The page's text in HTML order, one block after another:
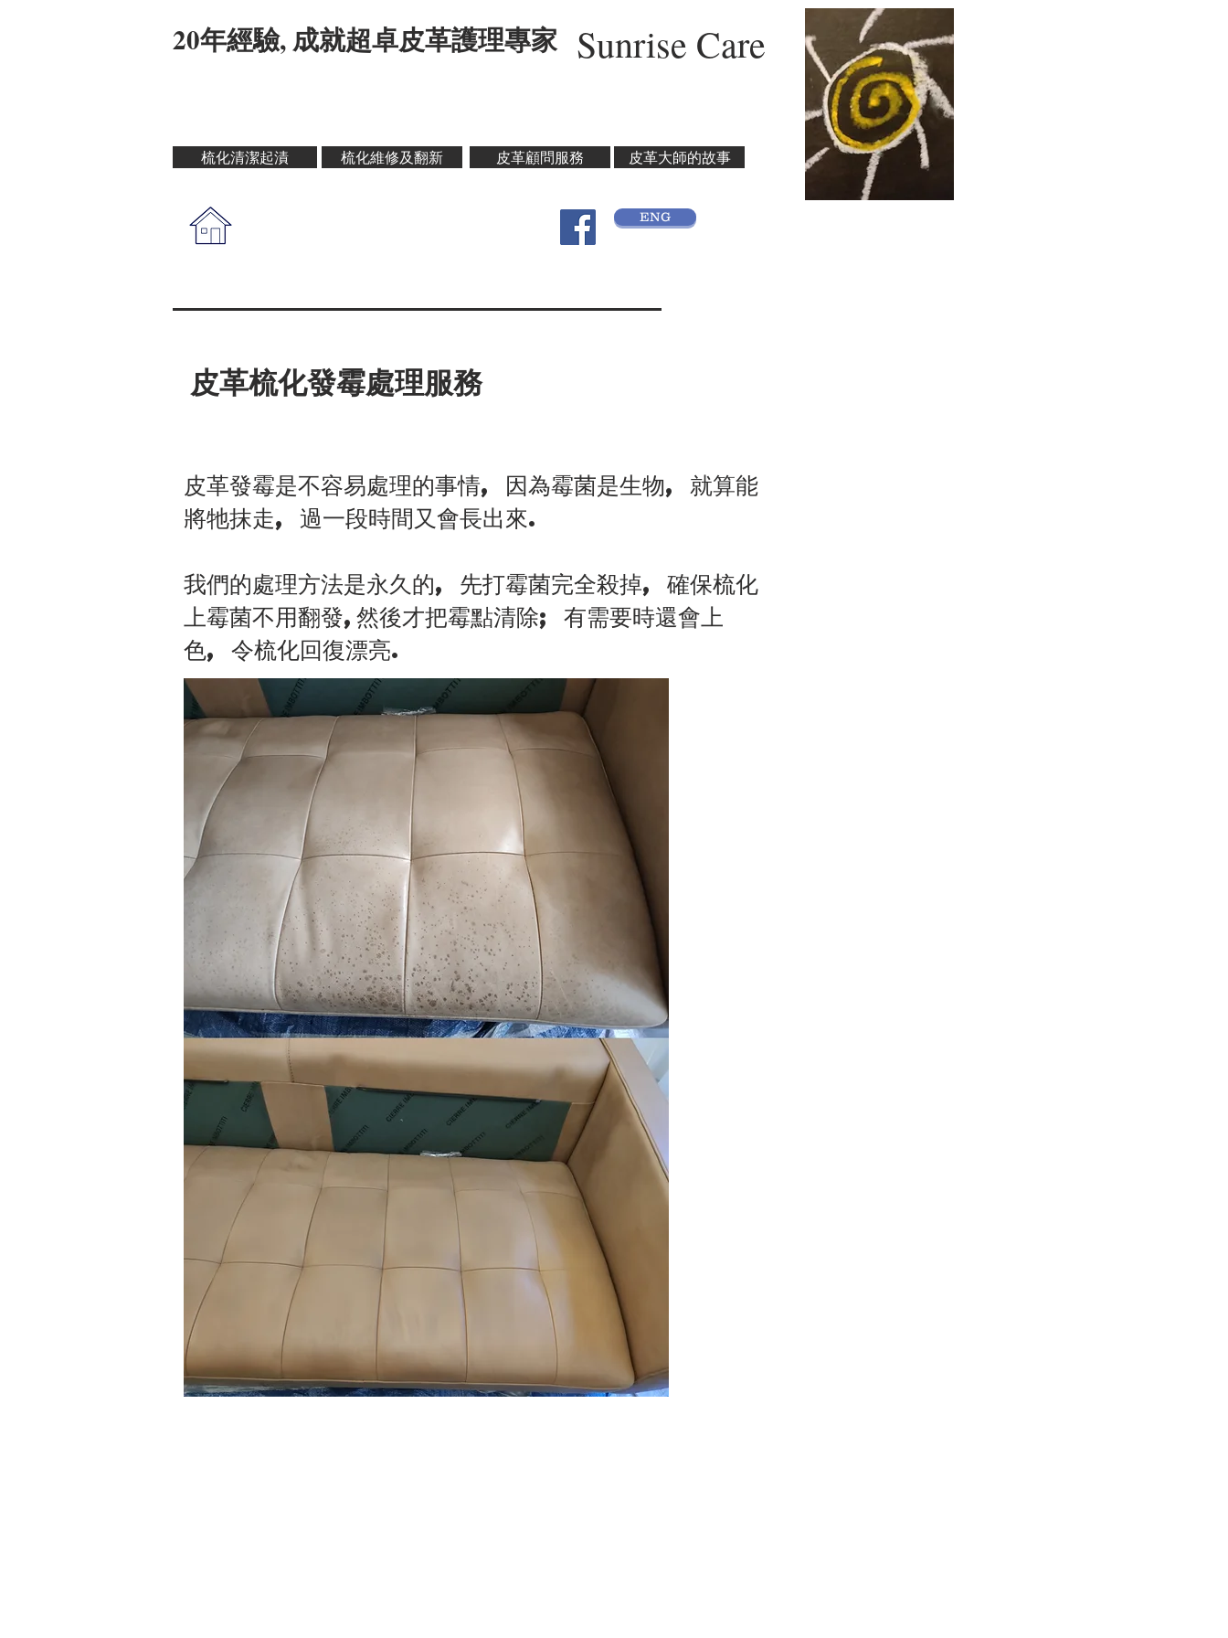
梳化清潔起漬 梳化維修及翻新 皮革顧問服務 皮革大師的故事
20年經驗, 成就超卓皮革護理專家 Sunrise Care
ENG
皮革梳化發霉處理服務
皮革發霉是不容易處理的事情, 因為霉菌是生物, 就算能
將牠抹走, 過一段時間又會長出來.
我們的處理方法是永久的, 先打霉菌完全殺掉, 確保梳化
上霉菌不用翻發,然後才把霉點清除; 有需要時還會上
色, 令梳化回復漂亮.